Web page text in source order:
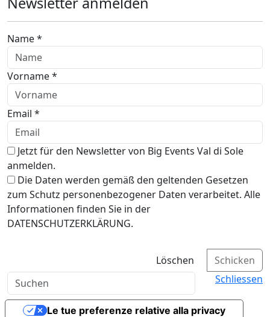
Name *
Vorname *
Email *
Jetzt für den Newsletter von Big Events Val di Sole
anmelden.
Die Daten werden gemäß den geltenden Gesetzen
zum Schutz personenbezogener Daten verarbeitet. Alle
Informationen finden Sie in der
DATENSCHUTZERKLÄRUNG.
Löschen
Schicken
Schliessen
Le tue preferenze relative alla privacy